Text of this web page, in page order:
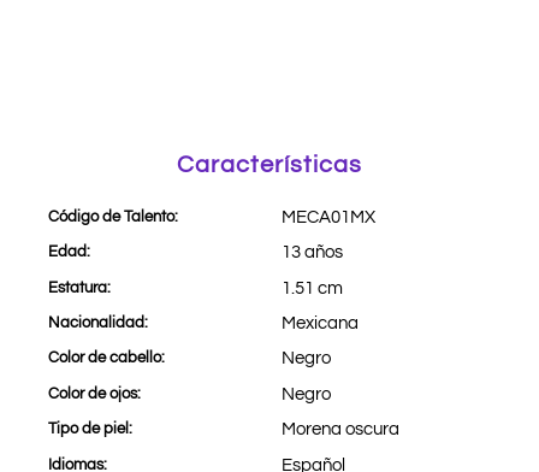
Características
Código de Talento:
Edad:
Estatura:
Nacionalidad:
Color de cabello:
Color de ojos:
Tipo de piel:
Idiomas:
MECA01MX
13 años
1.51 cm
Mexicana
Negro
Negro
Morena oscura
Español